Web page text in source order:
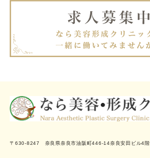
〒630-8247 奈良県奈良市油阪町446-14奈良安田ビル4階